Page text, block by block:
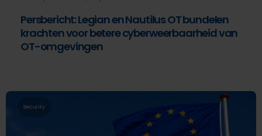
Persbericht: Legian en Nautilus OT bundelen
krachten voor betere cyberweerbaarheid van
OT-omgevingen
Security